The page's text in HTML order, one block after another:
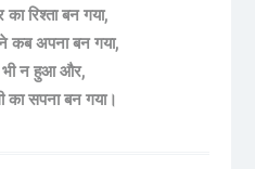
रिश्ता बन गया,
कब अपना बन गया,
भी न हुआ और,
का सपना बन गया।